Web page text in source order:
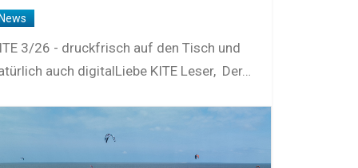
3/26 - druckfrisch auf den Tisch und
auch digitalLiebe KITE Leser, Der…